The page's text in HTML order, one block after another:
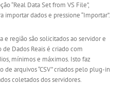
“Real Data Set from VS File”,
importar dados e pressione “Importar”.
e região são solicitados ao servidor e
Dados Reais é criado com
mínimos e máximos. Isto faz
de arquivos “CSV” criados pelo plug-in
coletados dos servidores.